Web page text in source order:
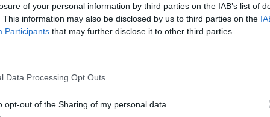
of your personal information by third parties on the IAB’s list of
This information may also be disclosed by us to third parties on the
Participants that may further disclose it to other third parties.
Data Processing Opt Outs
opt-out of the Sharing of my personal data.
ogłosiła niedawno, że rozwodzi się z Aleksandrem
który jest także ojcem jej dziecka. Przez dłuższy
Afromental milczał. Teraz zabrał głos w mediach
nawiązując do relacji z matką swojego syna i